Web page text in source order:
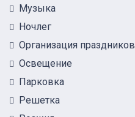
Музыка
Ночлег
Организация праздников
Освещение
Парковка
Решетка